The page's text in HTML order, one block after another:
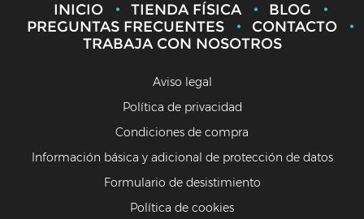
INICIO TIENDA FÍSICA
BLOG
PREGUNTAS FRECUENTES
CONTACTO
TRABAJA CON NOSOTROS
Aviso legal
Política de privacidad
Condiciones de compra
Información básica y adicional de protección de datos
Formulario de desistimiento
Política de cookies